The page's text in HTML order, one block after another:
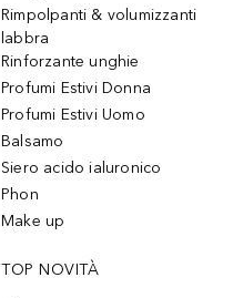
Rimpolpanti & volumizzanti
labbra
Rinforzante unghie
Profumi Estivi Donna
Profumi Estivi Uomo
Balsamo
Siero acido ialuronico
Phon
Make up
TOP NOVITÀ